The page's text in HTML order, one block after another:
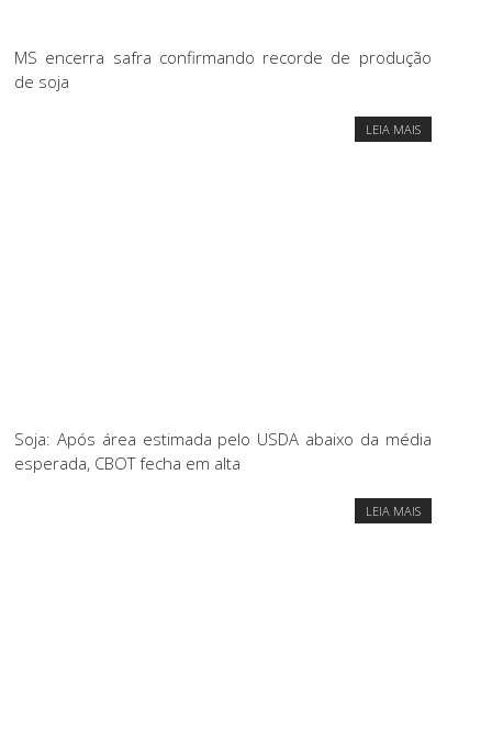
MS encerra safra confirmando recorde de produção
de soja
LEIA MAIS
Soja: Após área estimada pelo USDA abaixo da média
esperada, CBOT fecha em alta
LEIA MAIS